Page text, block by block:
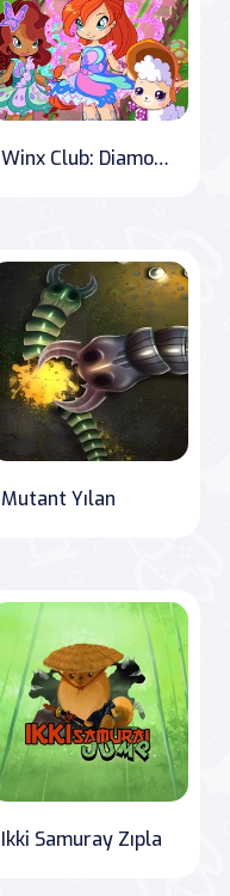
Winx Club: Diamond Dash
Mutant Yılan
Ikki Samuray Zıpla